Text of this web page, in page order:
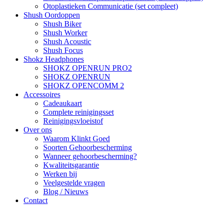
Otoplastieken Communicatie (set compleet)
Shush Oordoppen
Shush Biker
Shush Worker
Shush Acoustic
Shush Focus
Shokz Headphones
SHOKZ OPENRUN PRO2
SHOKZ OPENRUN
SHOKZ OPENCOMM 2
Accessoires
Cadeaukaart
Complete reinigingsset
Reinigingsvloeistof
Over ons
Waarom Klinkt Goed
Soorten Gehoorbescherming
Wanneer gehoorbescherming?
Kwaliteitsgarantie
Werken bij
Veelgestelde vragen
Blog / Nieuws
Contact